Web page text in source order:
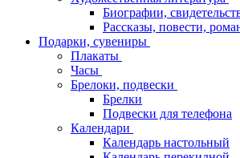
Биографии,
Рассказы, повести,
Подарки, сувениры
Плакаты
Часы
Брелоки, подвески
Брелки
Подвески для телефона
Календари
Календарь настольный